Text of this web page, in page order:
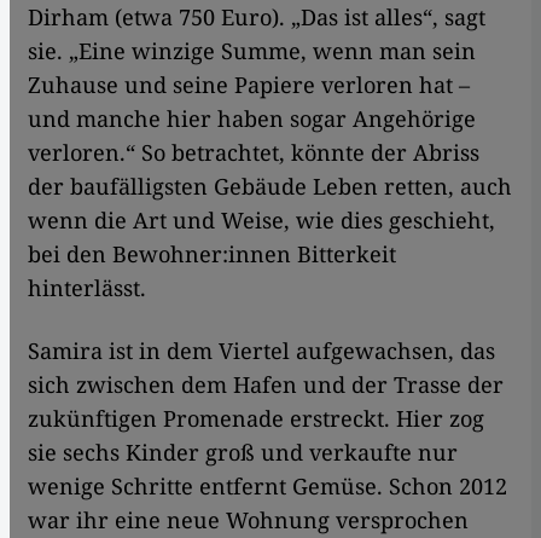
Dirham (etwa 750 Euro). „Das ist alles“, sagt
sie. „Eine winzige Summe, wenn man sein
Zuhause und seine Papiere verloren hat –
und manche hier haben sogar Angehörige
verloren.“ So betrachtet, könnte der Abriss
der baufälligsten Gebäude Leben retten, auch
wenn die Art und Weise, wie dies geschieht,
bei den Bewohner:innen Bitterkeit
hinterlässt.
Samira ist in dem Viertel aufgewachsen, das
sich zwischen dem Hafen und der Trasse der
zukünftigen Promenade erstreckt. Hier zog
sie sechs Kinder groß und verkaufte nur
wenige Schritte entfernt Gemüse. Schon 2012
war ihr eine neue Wohnung versprochen